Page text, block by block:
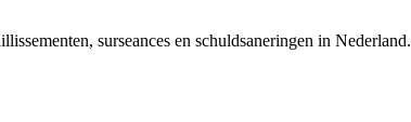
surseances en schuldsaneringen in Nederland.